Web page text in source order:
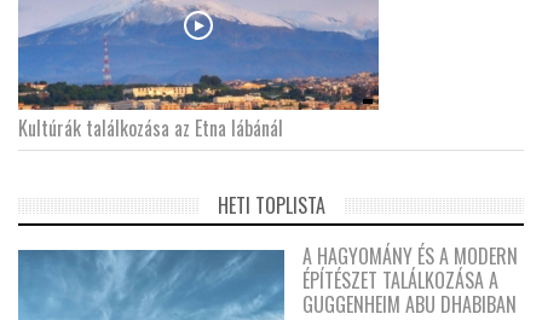
Kultúrák találkozása az Etna lábánál
HETI TOPLISTA
A HAGYOMÁNY ÉS A MODERN
ÉPÍTÉSZET TALÁLKOZÁSA A
GUGGENHEIM ABU DHABIBAN